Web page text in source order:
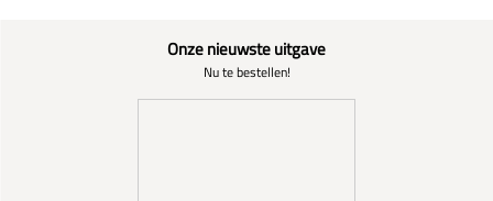
Onze nieuwste uitgave
Nu te bestellen!